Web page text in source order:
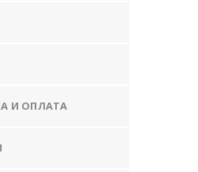
И ОПЛАТА